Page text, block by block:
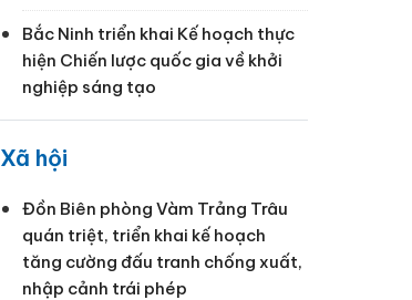
Bắc Ninh triển khai Kế hoạch thực
hiện Chiến lược quốc gia về khởi
nghiệp sáng tạo
Xã hội
Đồn Biên phòng Vàm Trảng Trâu
quán triệt, triển khai kế hoạch
tăng cường đấu tranh chống xuất,
nhập cảnh trái phép